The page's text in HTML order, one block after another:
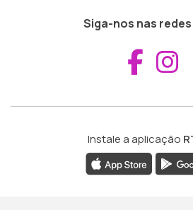
Siga-nos nas
Instale a aplicação